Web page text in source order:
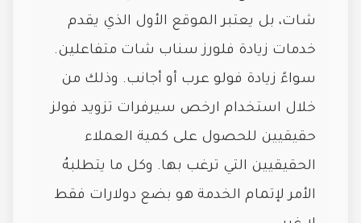
شات، بل يعتبر الموقع الأول الذي يقدم
خدمات زيادة فلورز سناب شات متفاعلين.
سواءً زيادة فولو عرب أو أجانب. وذلك من
خلال استخدام ارخص سيرفرات تزويد فولز
حقيقيين للحصول على كمية العملاء
الحقيقيين التي ترغب بها. وكل ما يتطلبهُ
الأمر لإتمام الخدمة هو بضع دولارات فقط